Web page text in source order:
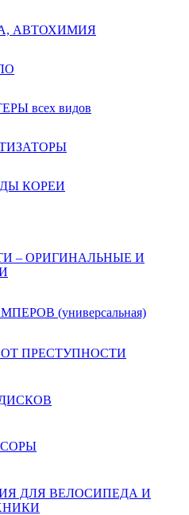
АВТОХИМИЯ
всех видов
КОРЕИ
– ОРИГИНАЛЬНЫЕ И
(универсальная)
ПРЕСТУПНОСТИ
ДЛЯ ВЕЛОСИПЕДА И